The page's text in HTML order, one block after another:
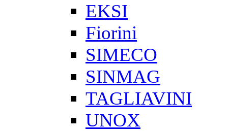
EKSI
Fiorini
SIMECO
SINMAG
TAGLIAVINI
UNOX